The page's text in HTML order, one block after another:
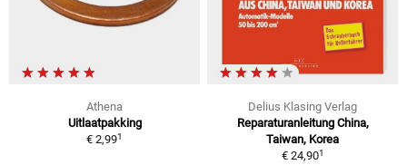
Athena
Uitlaatpakking
€ 2,991
Delius Klasing Verlag
Reparaturanleitung China,
Taiwan, Korea
€ 24,901